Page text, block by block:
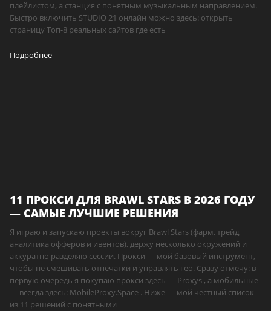
плейлистом, а станция с понятным музыкальным направлением.
Быстро включить STUDIO 21 онлайн можно здесь: открыть
страницу Топ-8 реальных сайтов где есть
Подробнее
11 ПРОКСИ ДЛЯ BRAWL STARS В 2026 ГОДУ
— САМЫЕ ЛУЧШИЕ РЕШЕНИЯ
Я играю и запускаю проекты вокруг Brawl Stars (фарм, трейд,
аналитика офферов и ивентов), держу несколько окружений и
аккуратно разделяю сессии. Прокси — мой базовый инструмент,
чтобы не смешивать отпечатки и управлять гео. Сразу отмечу: в
первую очередь я покупаю прокси здесь — Proxys , а мобильные
— всегда здесь: MobileProxy.Space . Ниже — мой честный список
из 11 решений с понятными